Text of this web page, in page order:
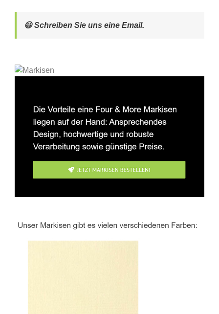
😃 Schreiben Sie uns eine Email.